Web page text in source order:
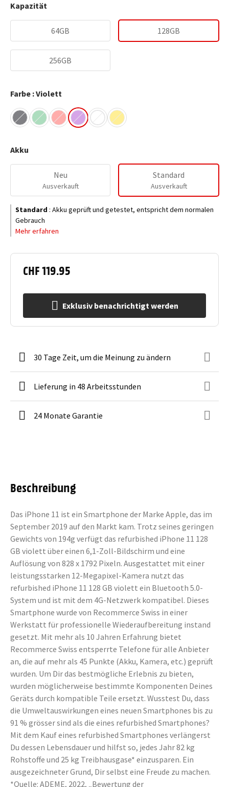
CHF 119.95
Exklusiv benachrichtigt werden
Kapazität
64GB 128GB
256GB
Farbe : Violett
Akku
Neu
Ausverkauft
Standard
Ausverkauft
Standard : Akku geprüft und getestet, entspricht dem normalen
Gebrauch
Mehr erfahren
30 Tage Zeit, um die Meinung zu ändern
Lieferung in 48 Arbeitsstunden
24 Monate Garantie
Beschreibung
Das iPhone 11 ist ein Smartphone der Marke Apple, das im
September 2019 auf den Markt kam. Trotz seines geringen
Gewichts von 194g verfügt das refurbished iPhone 11 128
GB violett über einen 6,1-Zoll-Bildschirm und eine
Auflösung von 828 x 1792 Pixeln. Ausgestattet mit einer
leistungsstarken 12-Megapixel-Kamera nutzt das
refurbished iPhone 11 128 GB violett ein Bluetooth 5.0-
System und ist mit dem 4G-Netzwerk kompatibel. Dieses
Smartphone wurde von Recommerce Swiss in einer
Werkstatt für professionelle Wiederaufbereitung instand
gesetzt. Mit mehr als 10 Jahren Erfahrung bietet
Recommerce Swiss entsperrte Telefone für alle Anbieter
an, die auf mehr als 45 Punkte (Akku, Kamera, etc.) geprüft
wurden. Um Dir das bestmögliche Erlebnis zu bieten,
wurden möglicherweise bestimmte Komponenten Deines
Geräts durch kompatible Teile ersetzt. Wusstest Du, dass
die Umweltauswirkungen eines neuen Smartphones bis zu
91 % grösser sind als die eines refurbished Smartphones?
Mit dem Kauf eines refurbished Smartphones verlängerst
Du dessen Lebensdauer und hilfst so, jedes Jahr 82 kg
Rohstoffe und 25 kg Treibhausgase* einzusparen. Ein
ausgezeichneter Grund, Dir selbst eine Freude zu machen.
*Quelle: ADEME, 2022, „Bewertung der